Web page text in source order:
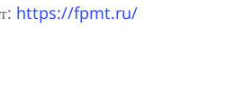
https://fpmt.ru/